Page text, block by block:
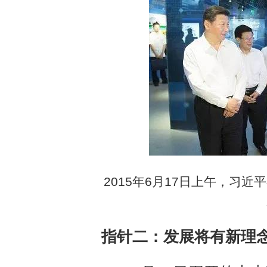
2015年6月17日上午，习近
指针二：发展将有新理